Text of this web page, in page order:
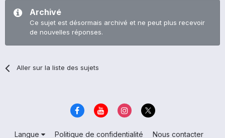
Archivé
Ce sujet est désormais archivé et ne peut plus recevoir
de nouvelles réponses.
Aller sur la liste des sujets
Langue Politique de confidentialité Nous contacter